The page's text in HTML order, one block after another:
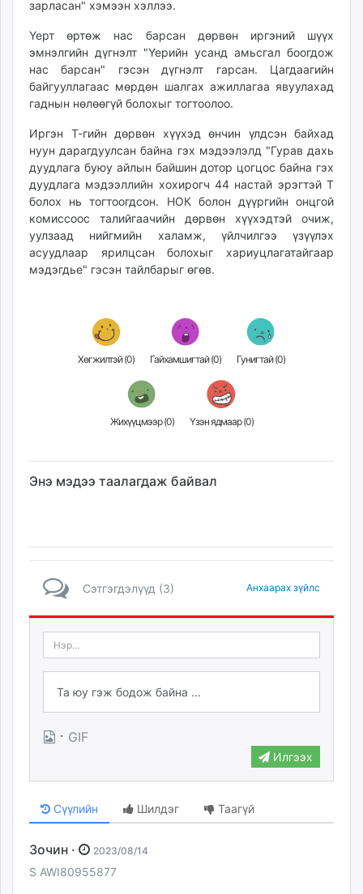
зарласан" хэмээн хэллээ.
Үерт өртөж нас барсан дөрвөн иргэний шүүх
эмнэлгийн дүгнэлт "Үерийн усанд амьсгал боогдож
нас барсан" гэсэн дүгнэлт гарсан. Цагдаагийн
байгууллагаас мөрдөн шалгах ажиллагаа явуулахад
гаднын нөлөөгүй болохыг тогтоолоо.
Иргэн Т-гийн дөрвөн хүүхэд өнчин үлдсэн байхад
нуун дарагдуулсан байна гэх мэдээлэлд "Гурав дахь
дуудлага буюу айлын байшин дотор цогцос байна гэх
дуудлага мэдээллийн хохирогч 44 настай эрэгтэй Т
болох нь тогтоогдсон. НОК болон дүүргийн онцгой
комиссоос талийгаачийн дөрвөн хүүхэдтэй очиж,
уулзаад нийгмийн халамж, үйлчилгээ үзүүлэх
асуудлаар ярилцсан болохыг хариуцлагатайгаар
мэдэгдье" гэсэн тайлбарыг өгөв.
Хөгжилтэй (0) Гайхамшигтай (0) Гунигтай (0)
Жихүүцмээр (0) Үзэн ядмаар (0)
Энэ мэдээ таалагдаж байвал
Сэтгэгдэлүүд (3) Анхаарах зүйлс
· GIF
Илгээх
Сүүлийн Шилдэг Таагүй
Зочин · 2023/08/14
S AWI80955877